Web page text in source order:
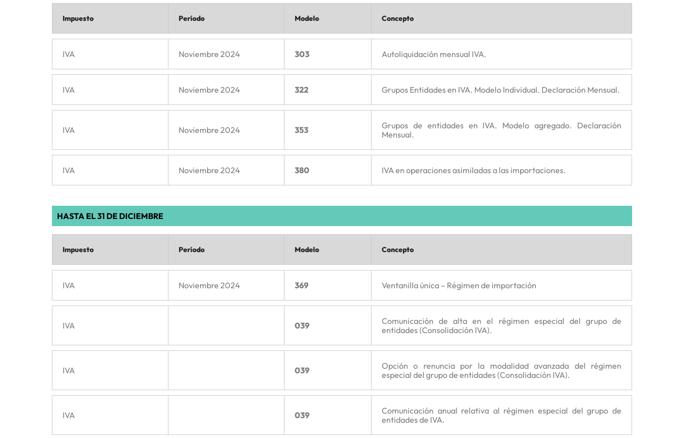
Impuesto Período Modelo Concepto
IVA Noviembre 2024 303 Autoliquidación mensual IVA.
IVA Noviembre 2024 322 Grupos Entidades en IVA. Modelo Individual. Declaración Mensual.
IVA Noviembre 2024 353
Grupos de entidades en IVA. Modelo agregado. Declaración
Mensual.
IVA Noviembre 2024 380 IVA en operaciones asimiladas a las importaciones.
HASTA EL 31 DE DICIEMBRE
Impuesto Período Modelo Concepto
IVA Noviembre 2024 369 Ventanilla única – Régimen de importación
IVA 039
Comunicación de alta en el régimen especial del grupo de
entidades (Consolidación IVA).
IVA 039
Opción o renuncia por la modalidad avanzada del régimen
especial del grupo de entidades (Consolidación IVA).
IVA 039
Comunicación anual relativa al régimen especial del grupo de
entidades de IVA.